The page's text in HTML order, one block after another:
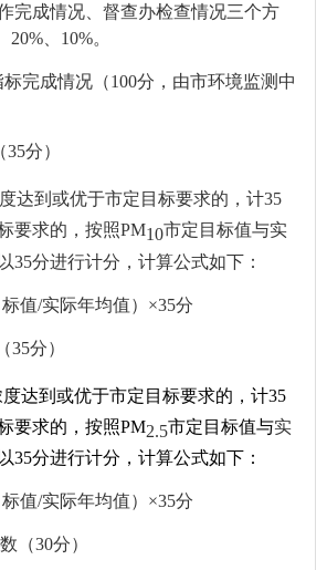
完成情况、督查办检查情况三个方
、10%。
完成情况（100分，由市环境监测中
（35分）
达到或优于市定目标要求的，计35
要求的，按照PM10市定目标值与实
35分进行计分，计算公式如下：
标值/实际年均值）×35分
（35分）
达到或优于市定目标要求的，计35
要求的，按照PM2.5市定目标值与实
35分进行计分，计算公式如下：
标值/实际年均值）×35分
（30分）